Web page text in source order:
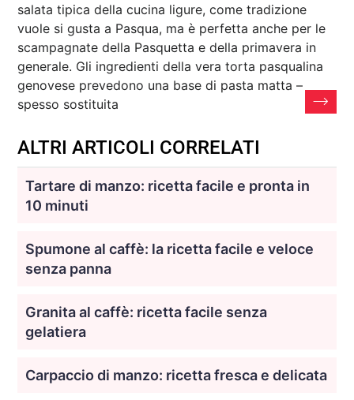
salata tipica della cucina ligure, come tradizione
vuole si gusta a Pasqua, ma è perfetta anche per le
scampagnate della Pasquetta e della primavera in
generale. Gli ingredienti della vera torta pasqualina
genovese prevedono una base di pasta matta –
spesso sostituita
ALTRI ARTICOLI CORRELATI
Tartare di manzo: ricetta facile e pronta in
10 minuti
Spumone al caffè: la ricetta facile e veloce
senza panna
Granita al caffè: ricetta facile senza
gelatiera
Carpaccio di manzo: ricetta fresca e delicata